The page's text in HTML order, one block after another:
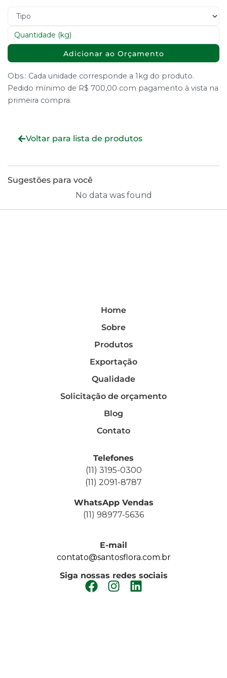
Adicionar ao Orçamento
Obs.: Cada unidade corresponde a 1kg do produto.
Pedido mínimo de R$ 700,00 com pagamento à vista na
primeira compra.
Voltar para lista de produtos
Sugestões para você
No data was found
Home
Sobre
Produtos
Exportação
Qualidade
Solicitação de orçamento
Blog
Contato
Telefones
(11) 3195-0300
(11) 2091-8787
WhatsApp Vendas
(11) 98977-5636
E-mail
contato@santosflora.com.br
Siga nossas redes sociais